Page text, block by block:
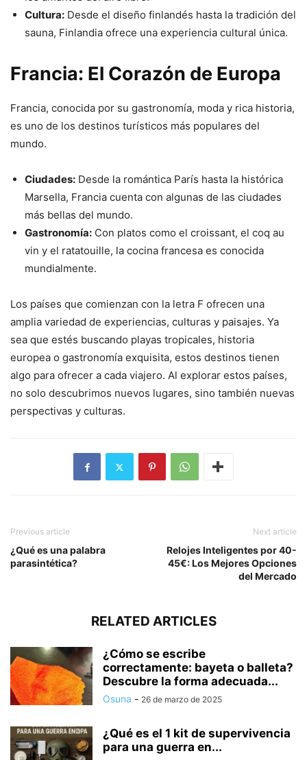
Cultura: Desde el diseño finlandés hasta la tradición del
sauna, Finlandia ofrece una experiencia cultural única.
Francia: El Corazón de Europa
Francia, conocida por su gastronomía, moda y rica historia,
es uno de los destinos turísticos más populares del
mundo.
Ciudades: Desde la romántica París hasta la histórica
Marsella, Francia cuenta con algunas de las ciudades
más bellas del mundo.
Gastronomía: Con platos como el croissant, el coq au
vin y el ratatouille, la cocina francesa es conocida
mundialmente.
Los países que comienzan con la letra F ofrecen una
amplia variedad de experiencias, culturas y paisajes. Ya
sea que estés buscando playas tropicales, historia
europea o gastronomía exquisita, estos destinos tienen
algo para ofrecer a cada viajero. Al explorar estos países,
no solo descubrimos nuevos lugares, sino también nuevas
perspectivas y culturas.
Previous article
¿Qué es una palabra
parasintética?
Next article
Relojes Inteligentes por 40-
45€: Los Mejores Opciones
del Mercado
RELATED ARTICLES
¿Cómo se escribe
correctamente: bayeta o balleta?
Descubre la forma adecuada...
Osuna - 26 de marzo de 2025
¿Qué es el 1 kit de supervivencia
para una guerra en...